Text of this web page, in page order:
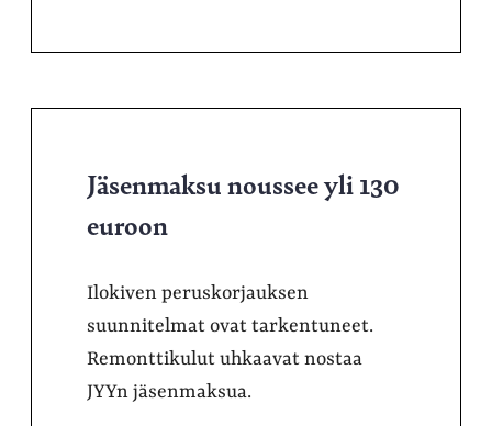
Jäsenmaksu noussee yli 130
euroon
Ilokiven peruskorjauksen
suunnitelmat ovat tarkentuneet.
Remonttikulut uhkaavat nostaa
JYYn jäsenmaksua.